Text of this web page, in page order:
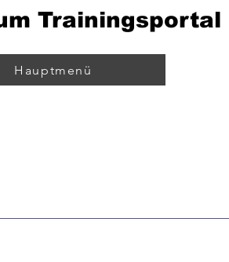
Trainingsportal
Hauptmenü